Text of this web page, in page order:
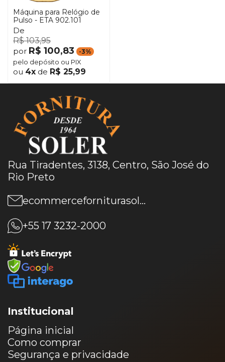
Máquina para Relógio de
Pulso - ETA 902.101
De
R$ 103,95
por R$ 100,83 -3%
pelo depósito ou PIX
ou 4x de R$ 25,99
Rua Tiradentes, 3138, Centro, São José do
Rio Preto
ecommerceforniturasoler@gmail.com
+55 17 3232-2000
Institucional
Página inicial
Como comprar
Segurança e privacidade